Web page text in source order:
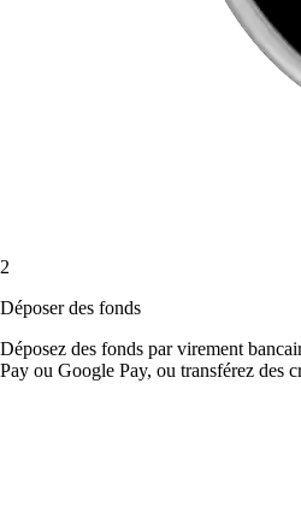
2
Déposer des fonds
Déposez des fonds par virement
Pay ou Google Pay, ou transférez des